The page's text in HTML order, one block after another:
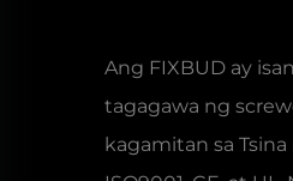
Ang FIXBUD ay
tagagawa ng
kagamitan sa